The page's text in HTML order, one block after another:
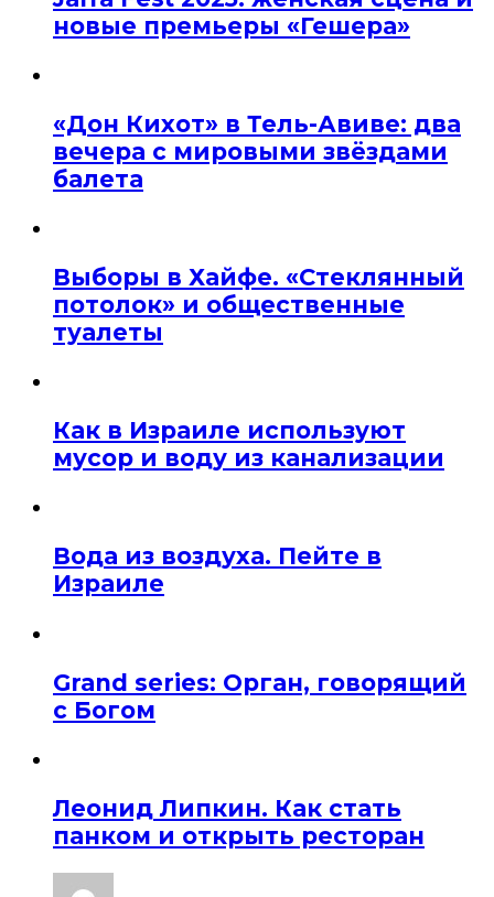
новые премьеры «Гешера»
«Дон Кихот» в Тель-Авиве: два
вечера с мировыми звёздами
балета
Выборы в Хайфе. «Стеклянный
потолок» и общественные
туалеты
Как в Израиле используют
мусор и воду из канализации
Вода из воздуха. Пейте в
Израиле
Grand series: Орган, говорящий
с Богом
Леонид Липкин. Как стать
панком и открыть ресторан